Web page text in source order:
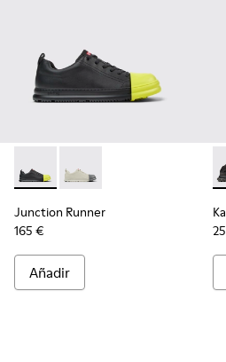
Junction Runner - K100978-002
Junction Runner -
Junction Runner
165 €
Añadir